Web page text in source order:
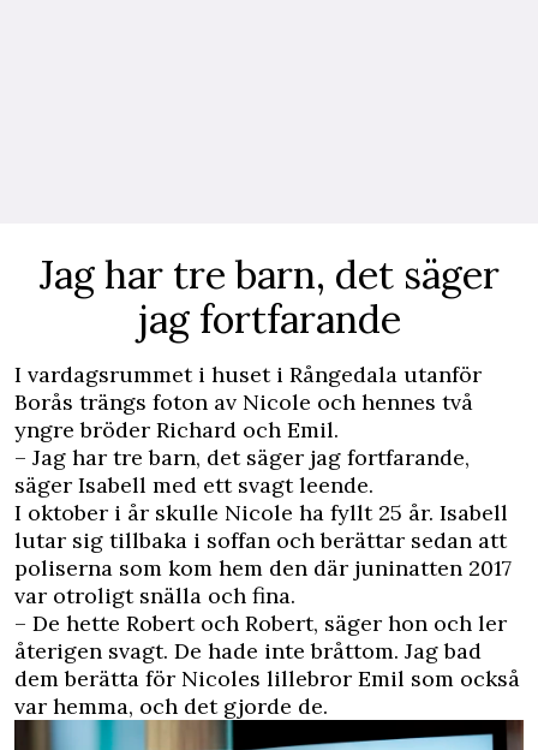
Jag har tre barn, det säger
jag fortfarande
I vardagsrummet i huset i Rångedala utanför
Borås trängs foton av Nicole och hennes två
yngre bröder Richard och Emil.
– Jag har tre barn, det säger jag fortfarande,
säger Isabell med ett svagt leende.
I oktober i år skulle Nicole ha fyllt 25 år. Isabell
lutar sig tillbaka i soffan och berättar sedan att
poliserna som kom hem den där juninatten 2017
var otroligt snälla och fina.
– De hette Robert och Robert, säger hon och ler
återigen svagt. De hade inte bråttom. Jag bad
dem berätta för Nicoles lillebror Emil som också
var hemma, och det gjorde de.